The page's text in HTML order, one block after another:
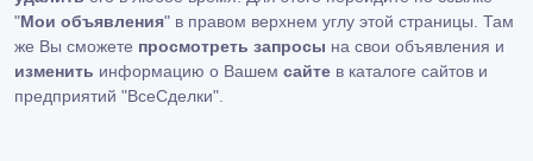
"Мои объявления" в правом верхнем углу этой страницы. Там
же Вы сможете просмотреть запросы на свои объявления и
изменить информацию о Вашем сайте в каталоге сайтов и
предприятий "ВсеСделки".